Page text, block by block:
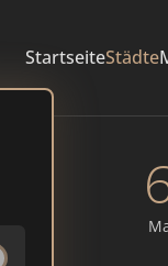
StartseiteStädte